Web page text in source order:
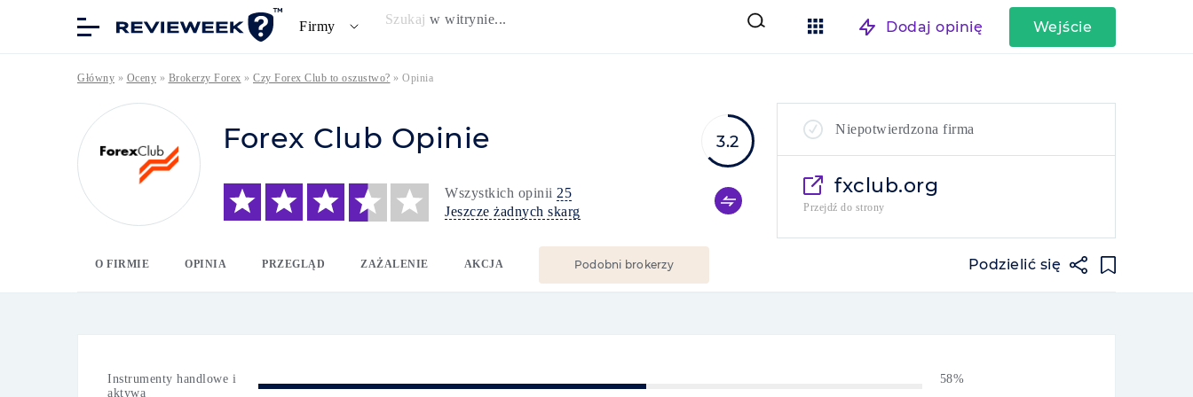
Firmy Szukaj w witrynie... Dodaj opinię Wejście
Główny » Oceny » Brokerzy Forex » Czy Forex Club to oszustwo? » Opinia
Forex Club Opinie
Wszystkich opinii 25
Jeszcze żadnych skarg
3.2
Niepotwierdzona firma
fxclub.org
Przejdź do strony
O FIRMIE OPINIA PRZEGLĄD ZAŻALENIE AKCJA Podobni brokerzy Podzielić się
Instrumenty handlowe i
aktywa
58%